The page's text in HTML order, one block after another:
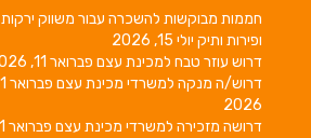
חממות מבוקשות להשכרה עבור משווק ירקות
ופירות ותיק יולי 15, 2026
דרוש עוזר טבח למכינת עצם פברואר 11, 2026
דרוש/ה מנקה למשרדי מכינת עצם
2026
דרושה מזכירה למשרדי מכינת עצם